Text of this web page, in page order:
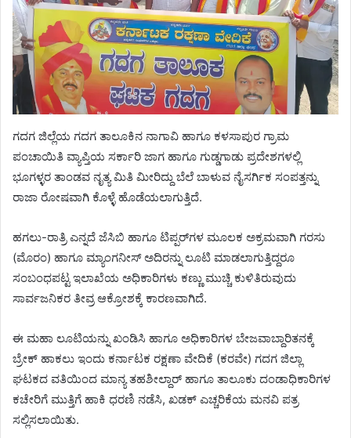
ಗದಗ ಜಿಲ್ಲೆಯ ಗದಗ ತಾಲೂಕಿನ ನಾಗಾವಿ ಹಾಗೂ ಕಳಸಾಪುರ ಗ್ರಾಮ
ಪಂಚಾಯಿತಿ ವ್ಯಾಪ್ತಿಯ ಸರ್ಕಾರಿ ಜಾಗ ಹಾಗೂ ಗುಡ್ಡಗಾಡು ಪ್ರದೇಶಗಳಲ್ಲಿ
ಭೂಗಳ್ಳರ ತಾಂಡವ ನೃತ್ಯ ಮಿತಿ ಮೀರಿದ್ದು ಬೆಲೆ ಬಾಳುವ ನೈಸರ್ಗಿಕ ಸಂಪತ್ತನ್ನು
ರಾಜಾ ರೋಷವಾಗಿ ಕೊಳ್ಳೆ ಹೊಡೆಯಲಾಗುತ್ತಿದೆ.
ಹಗಲು-ರಾತ್ರಿ ಎನ್ನದೆ ಜೆಸಿಬಿ ಹಾಗೂ ಟಿಪ್ಪರ್‌ಗಳ ಮೂಲಕ ಅಕ್ರಮವಾಗಿ ಗರಸು
(ಮೊರಂ) ಹಾಗೂ ಮ್ಯಾಂಗನೀಸ್ ಅದಿರನ್ನು ಲೂಟಿ ಮಾಡಲಾಗುತ್ತಿದ್ದರೂ
ಸಂಬಂಧಪಟ್ಟ ಇಲಾಖೆಯ ಅಧಿಕಾರಿಗಳು ಕಣ್ಣು ಮುಚ್ಚಿ ಕುಳಿತಿರುವುದು
ಸಾರ್ವಜನಿಕರ ತೀವ್ರ ಆಕ್ರೋಶಕ್ಕೆ ಕಾರಣವಾಗಿದೆ.
ಈ ಮಹಾ ಲೂಟಿಯನ್ನು ಖಂಡಿಸಿ ಹಾಗೂ ಅಧಿಕಾರಿಗಳ ಬೇಜವಾಬ್ದಾರಿತನಕ್ಕೆ
ಬ್ರೇಕ್ ಹಾಕಲು ಇಂದು ಕರ್ನಾಟಕ ರಕ್ಷಣಾ ವೇದಿಕೆ (ಕರವೇ) ಗದಗ ಜಿಲ್ಲಾ
ಘಟಕದ ವತಿಯಿಂದ ಮಾನ್ಯ ತಹಶೀಲ್ದಾರ್ ಹಾಗೂ ತಾಲೂಕು ದಂಡಾಧಿಕಾರಿಗಳ
ಕಚೇರಿಗೆ ಮುತ್ತಿಗೆ ಹಾಕಿ ಧರಣಿ ನಡೆಸಿ, ಖಡಕ್ ಎಚ್ಚರಿಕೆಯ ಮನವಿ ಪತ್ರ
ಸಲ್ಲಿಸಲಾಯಿತು.